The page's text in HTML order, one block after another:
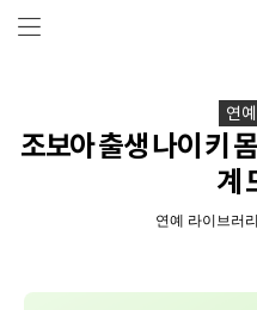
연
조보아 출생 나이 키
계
연예 라이브러리